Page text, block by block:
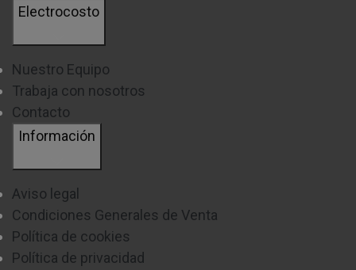
Electrocosto
Nuestro Equipo
Trabaja con nosotros
Contacto
Información
Aviso legal
Condiciones Generales de Venta
Política de cookies
Política de privacidad